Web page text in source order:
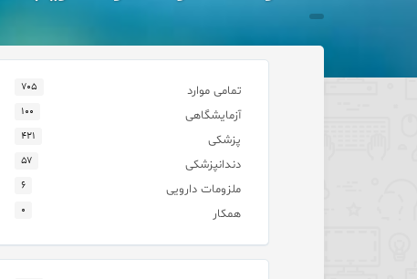
تمامی موارد ۷۰۵
آزمایشگاهی ۱۰۰
پزشکی ۴۲۱
دندانپزشکی ۵۷
ملزومات دارویی ۶
همکار ۰